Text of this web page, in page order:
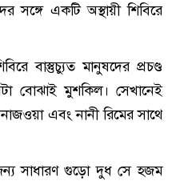
সঙ্গে একটি অস্থায়ী শিবিরে
বাস্তুচ্যুত মানুষদের প্রচণ্ড
বোঝাই মুশকিল। সেখানেই
এবং নানী রিমের সাথে
জন্য সাধারণ গুড়ো দুধ সে হজম